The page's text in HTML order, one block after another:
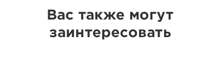
Вас также могут
заинтересовать